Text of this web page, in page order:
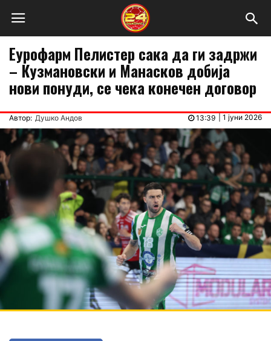
Еурофарм Пелистер сака да ги задржи
– Кузмановски и Манасков добија
нови понуди, се чека конечен договор
Автор: Душко Андов 1 јуни 2026
13:39